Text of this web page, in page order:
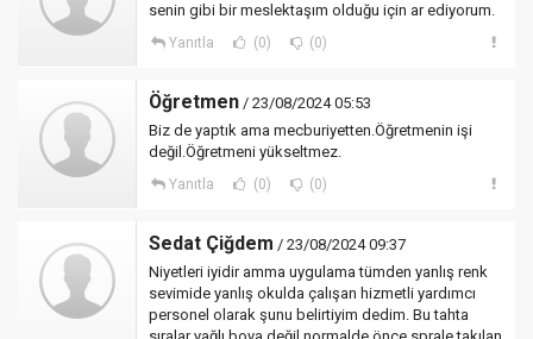
senin gibi bir meslektaşım olduğu için ar ediyorum.
Yanıtla (0) (0)
Öğretmen / 23/08/2024 05:53
Biz de yaptık ama mecburiyetten.Öğretmenin işi
değil.Öğretmeni yükseltmez.
Yanıtla (0) (0)
Sedat Çiğdem / 23/08/2024 09:37
Niyetleri iyidir amma uygulama tümden yanlış renk
sevimide yanlış okulda çalışan hizmetli yardımcı
personel olarak şunu belirtiyim dedim. Bu tahta